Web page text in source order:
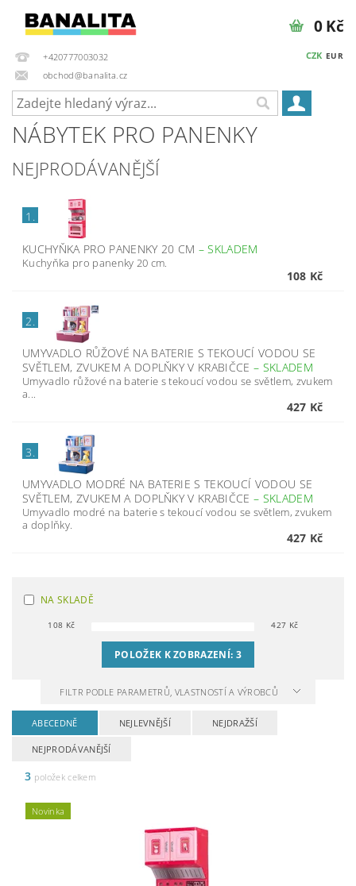
+420777003032
obchod@banalita.cz
CZK EUR
0 Kč
NÁBYTEK PRO PANENKY
NEJPRODÁVANĚJŠÍ
1.
KUCHYŇKA PRO PANENKY 20 CM –SKLADEM
Kuchyňka pro panenky 20 cm.
108 Kč
2.
UMYVADLO RŮŽOVÉ NA BATERIE S TEKOUCÍ VODOU SE
SVĚTLEM, ZVUKEM A DOPLŇKY V KRABIČCE – SKLADEM
Umyvadlo růžové na baterie s tekoucí vodou se světlem, zvukem
a...
427 Kč
3.
UMYVADLO MODRÉ NA BATERIE S TEKOUCÍ VODOU SE
SVĚTLEM, ZVUKEM A DOPLŇKY V KRABIČCE – SKLADEM
Umyvadlo modré na baterie s tekoucí vodou se světlem, zvukem
a doplňky.
427 Kč
NA SKLADĚ
108 Kč 427 Kč
POLOŽEK K ZOBRAZENÍ: 3
FILTR PODLE PARAMETRŮ, VLASTNOSTÍ A VÝROBCŮ
ABECEDNĚ NEJLEVNĚJŠÍ NEJDRAŽŠÍ
NEJPRODÁVANĚJŠÍ
3 položek celkem
Novinka